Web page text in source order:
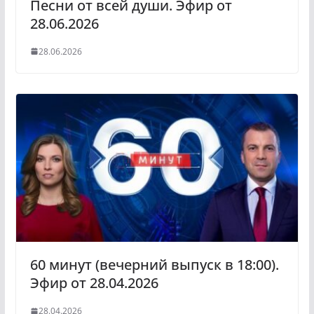
Песни от всей души. Эфир от
28.06.2026
28.06.2026
60 минут (вечерний выпуск в 18:00).
Эфир от 28.04.2026
28.04.2026